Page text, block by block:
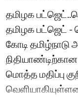
தமிழக
தமிழக பட்ஜெட்
கோடி
மொத்த மதிப்பு